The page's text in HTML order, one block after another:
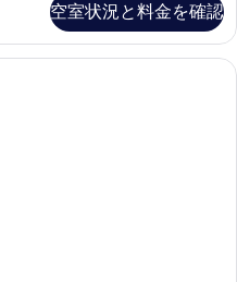
空室状況と料金を確認
羽毛の掛け布団、ミニバー、セーフ